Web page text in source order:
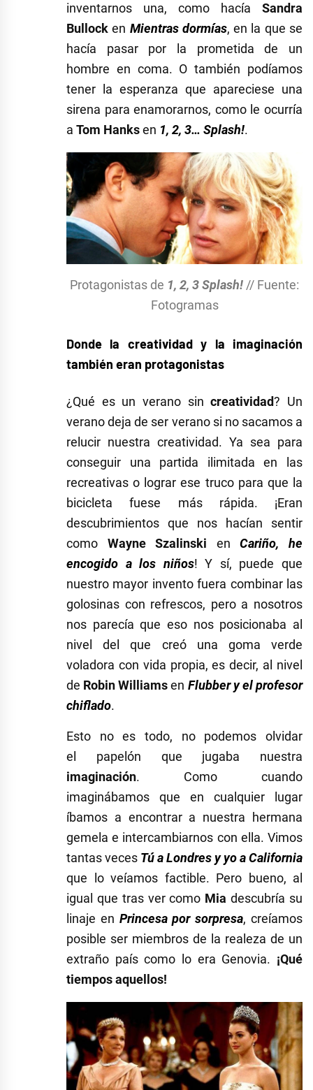
inventarnos una, como hacía Sandra
Bullock en Mientras dormías, en la que se
hacía pasar por la prometida de un
hombre en coma. O también podíamos
tener la esperanza que apareciese una
sirena para enamorarnos, como le ocurría
a Tom Hanksen 1, 2, 3… Splash!.
Protagonistas de 1, 2, 3 Splash! // Fuente:
Fotogramas
Donde la creatividad y la imaginación
también eran protagonistas
¿Qué es un verano sincreatividad? Un
verano deja de ser verano si no sacamos a
relucir nuestra creatividad. Ya sea para
conseguir una partida ilimitada en las
recreativas o lograr ese truco para que la
bicicleta fuese más rápida. ¡Eran
descubrimientos que nos hacían sentir
como Wayne Szalinski enCariño, he
encogido a los niños! Y sí, puede que
nuestro mayor invento fuera combinar las
golosinas con refrescos, pero a nosotros
nos parecía que eso nos posicionaba al
nivel del que creó una goma verde
voladora con vida propia, es decir, al nivel
de Robin Williamsen Flubber y el profesor
chiflado.
Esto no es todo, no podemos olvidar
el papelón que jugaba nuestra
imaginación. Como cuando
imaginábamos que en cualquier lugar
íbamos a encontrar a nuestra hermana
gemela e intercambiarnos con ella. Vimos
tantas veces Tú a Londres y yo a California
que lo veíamos factible. Pero bueno, al
igual que tras ver como Mia descubría su
linaje en Princesa por sorpresa, creíamos
posible ser miembros de la realeza de un
extraño país como lo era Genovia. ¡Qué
tiempos aquellos!